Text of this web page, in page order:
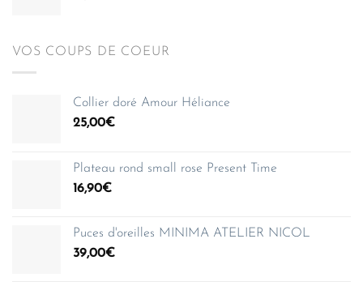
VOS COUPS DE COEUR
Collier doré Amour Héliance
25,00€
Plateau rond small rose Present Time
16,90€
Puces d'oreilles MINIMA ATELIER NICOL
39,00€